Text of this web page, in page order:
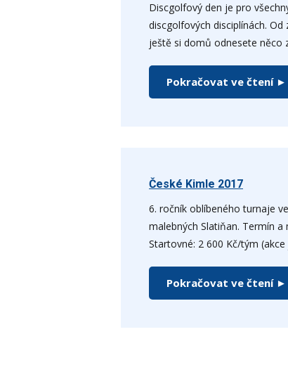
Discgolfový den je pro
discgolfových disciplínách.
ještě si domů odnesete něco
Pokračovat ve čtení ►
České Kimle 2017
6. ročník oblíbeného turnaje
malebných Slatiňan. Termín
Startovné: 2 600 Kč/tým
Pokračovat ve čtení ►